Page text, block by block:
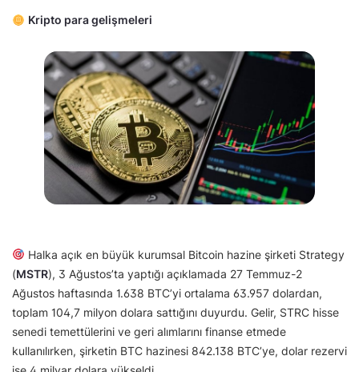
Kripto para gelişmeleri
Halka açık en büyük kurumsal Bitcoin hazine şirketi Strategy
(MSTR), 3 Ağustos’ta yaptığı açıklamada 27 Temmuz-2
Ağustos haftasında 1.638 BTC’yi ortalama 63.957 dolardan,
toplam 104,7 milyon dolara sattığını duyurdu. Gelir, STRC hisse
senedi temettülerini ve geri alımlarını finanse etmede
kullanılırken, şirketin BTC hazinesi 842.138 BTC’ye, dolar rezervi